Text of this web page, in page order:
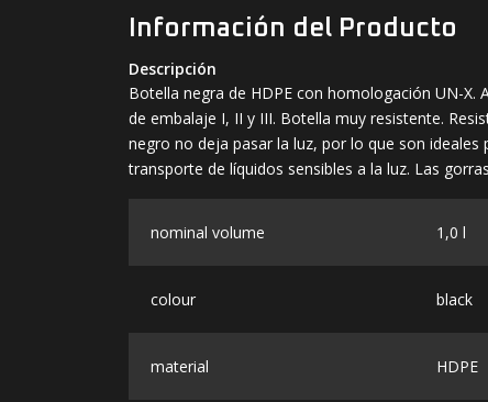
Información del Producto
Descripción
Botella negra de HDPE con homologación UN-X.
de embalaje I, II y III. Botella muy resistente.
negro no deja pasar la luz, por lo que son ideales
transporte de líquidos sensibles a la luz. Las
nominal volume 1,0 l
colour black
material HDPE